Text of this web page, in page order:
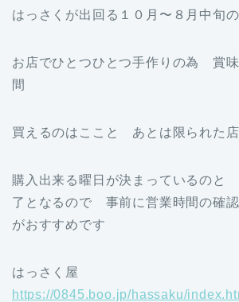
はっさくが出回る１０月〜８月中旬
お店でひとつひとつ手作りの為 賞味
間
買えるのはここと あとは限られた
購入出来る曜日が決まっているのと
了となるので 事前に営業時間の確
がおすすめです
はっさく屋
https://0845.boo.jp/hassaku/